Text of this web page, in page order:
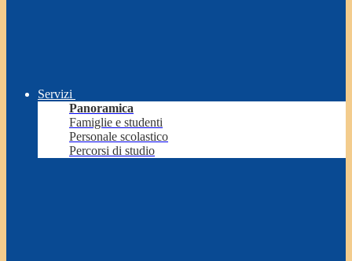
Servizi
Panoramica
Famiglie e studenti
Personale scolastico
Percorsi di studio